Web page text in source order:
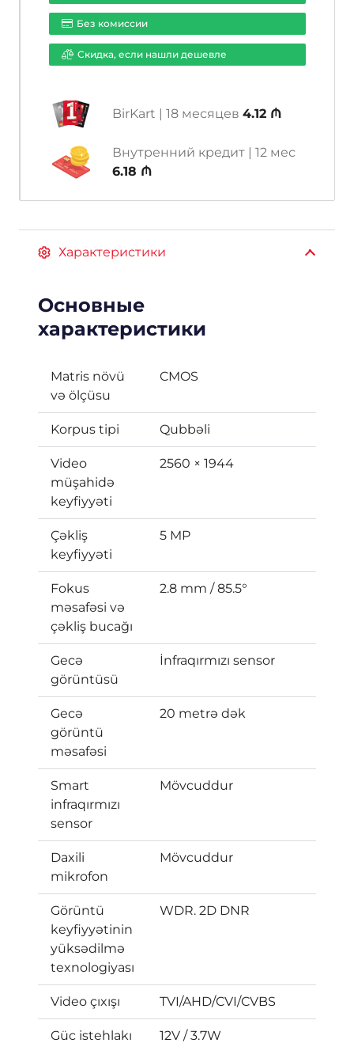
IR
20m
MIC
Turret
HD
KAMERA
Без комиссии
Cкидка, если нашли дешевле
BirKart | 18 месяцев 4.12 ₼
Внутренний кредит | 12 мес
6.18 ₼
Характеристики
Основные
характеристики
Matris növü
və ölçüsu
CMOS
Korpus tipi Qubbəli
Video
müşahidə
keyfiyyəti
2560 × 1944
Çəkliş
keyfiyyəti
5 MP
Fokus
məsafəsi və
çəkliş bucağı
2.8 mm / 85.5°
Gecə
görüntüsü
İnfraqırmızı sensor
Gecə
görüntü
məsafəsi
20 metrə dək
Smart
infraqırmızı
sensor
Mövcuddur
Daxili
mikrofon
Mövcuddur
Görüntü
keyfiyyətinin
yüksədilmə
texnologiyası
WDR. 2D DNR
Video çıxışı TVI/AHD/CVI/CVBS
Güc istehlakı 12V / 3.7W